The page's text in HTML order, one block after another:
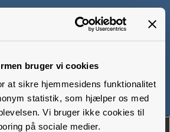
bruger vi cookies
at sikre hjemmesidens funktionalitet
statistik, som hjælper os med
Vi bruger ikke cookies til
på sociale medier.